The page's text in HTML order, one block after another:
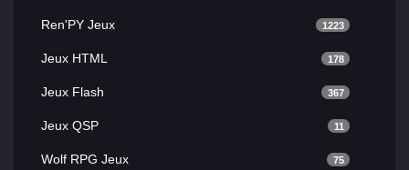
Ren'PY Jeux 1223
Jeux HTML 178
Jeux Flash 367
Jeux QSP 11
Wolf RPG Jeux 75